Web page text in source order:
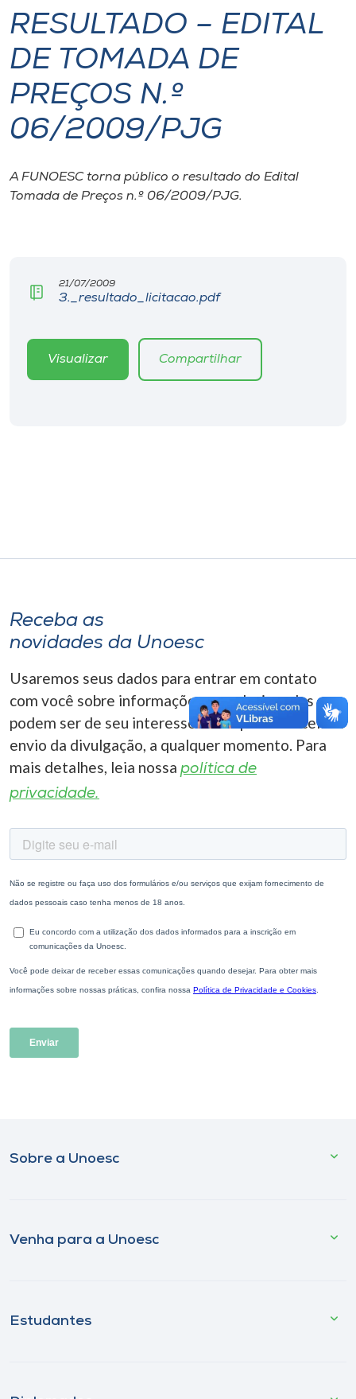
I.nova
Diplomados
Cultura
CPA
Museu
RESULTADO – EDITAL
DE TOMADA DE
PREÇOS N.º
06/2009/PJG
A FUNOESC torna público o resultado do Edital
Tomada de Preços n.º 06/2009/PJG.
21/07/2009
3._resultado_licitacao.pdf
Visualizar Compartilhar
Receba as
novidades da Unoesc
Usaremos seus dados para entrar em contato
com você sobre informações correlacionadas que
podem ser de seu interesse. Você pode cancelar o
envio da divulgação, a qualquer momento. Para
mais detalhes, leia nossa política de
privacidade.
Sobre a Unoesc
Venha para a Unoesc
Estudantes